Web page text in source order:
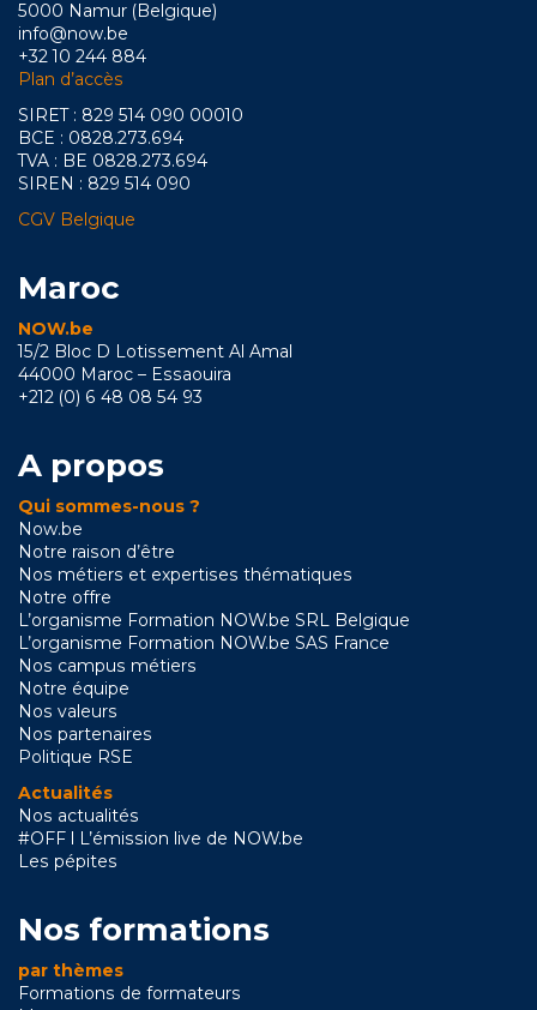
5000 Namur (Belgique)
info@now.be
+32 10 244 884
Plan d’accès
SIRET : 829 514 090 00010
BCE : 0828.273.694
TVA : BE 0828.273.694
SIREN : 829 514 090
CGV Belgique
Maroc
NOW.be
15/2 Bloc D Lotissement Al Amal
44000 Maroc – Essaouira
+212 (0) 6 48 08 54 93
A propos
Qui sommes-nous ?
Now.be
Notre raison d’être
Nos métiers et expertises thématiques
Notre offre
L’organisme Formation NOW.be SRL Belgique
L’organisme Formation NOW.be SAS France
Nos campus métiers
Notre équipe
Nos valeurs
Nos partenaires
Politique RSE
Actualités
Nos actualités
#OFF l L’émission live de NOW.be
Les pépites
Nos formations
par thèmes
Formations de formateurs